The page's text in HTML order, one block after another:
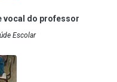
vocal do professor
Escolar